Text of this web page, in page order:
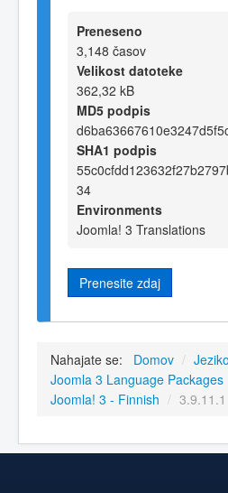
Preneseno
3,148 časov
Velikost datoteke
362,32 kB
MD5 podpis
SHA1 podpis
34
Environments
Joomla! 3 Translations
Prenesite zdaj
Nahajate se: Domov /
Joomla 3 Language Packages
Joomla! 3 - Finnish / 3.9.11.1